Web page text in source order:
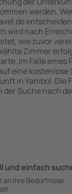
werden.
wird nach
wie zuvor
Zimmer
Im Falle eines
eine
in Yambol. Die
der Suche nach
und einfach
an Ihre Bedürfnisse